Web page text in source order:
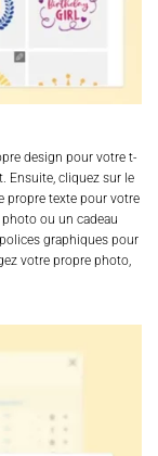
design pour votre t-
Ensuite, cliquez sur le
propre texte pour votre
ou un cadeau
graphiques pour
votre propre photo,